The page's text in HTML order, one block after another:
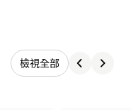
檢視全部